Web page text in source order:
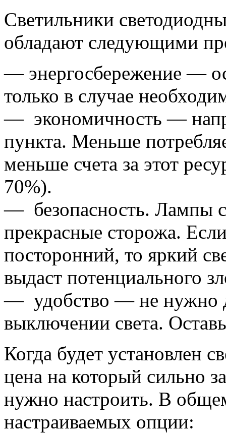
Светильники
обладают следующими
— энергосбережение —
только в случае
— экономичность —
пункта. Меньше
меньше счета за этот
70%).
— безопасность. Лампы
прекрасные сторожа.
посторонний, то яркий
выдаст потенциального
— удобство — не нужно
выключении света.
Когда будет установлен
цена на который сильно
нужно настроить. В
настраиваемых опции: